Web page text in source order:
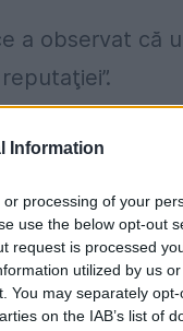
Information
processing of your
use the below opt-out
request is processed
utilized by us
You may separately
on the IAB’s list of
a observat că
volumul să fie
unei femei în
de copertă,